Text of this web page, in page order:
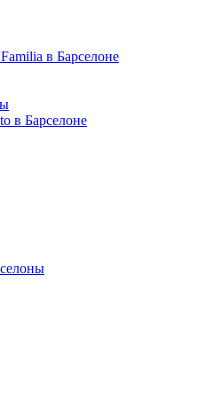
в Барселоне
в Барселоне